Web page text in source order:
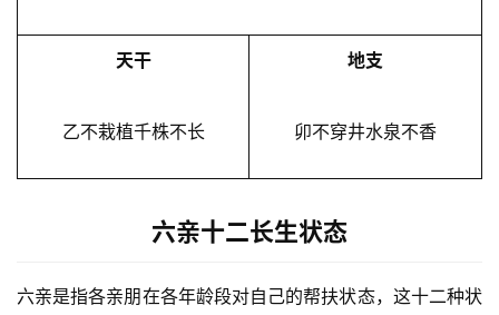
天干
乙不栽植千株不长
地支
卯不穿井水泉不香
六亲十二长生状态
六亲是指各亲朋在各年龄段对自己的帮扶状态，这十二种状